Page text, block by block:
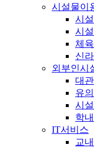
시설물이
시
시
체
신
외부인시
대
유
시
학
IT서비스
교